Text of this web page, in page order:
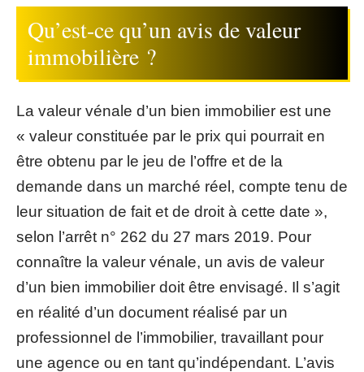
Qu’est-ce qu’un avis de valeur
immobilière ?
La valeur vénale d’un bien immobilier est une
« valeur constituée par le prix qui pourrait en
être obtenu par le jeu de l’offre et de la
demande dans un marché réel, compte tenu de
leur situation de fait et de droit à cette date »,
selon l’arrêt n° 262 du 27 mars 2019. Pour
connaître la valeur vénale, un avis de valeur
d’un bien immobilier doit être envisagé. Il s’agit
en réalité d’un document réalisé par un
professionnel de l’immobilier, travaillant pour
une agence ou en tant qu’indépendant. L’avis